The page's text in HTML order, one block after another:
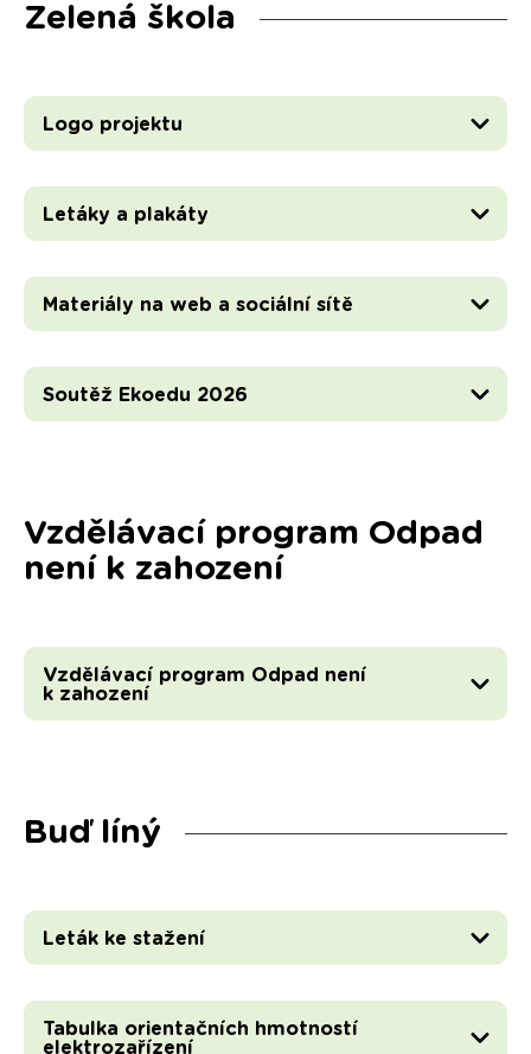
Zelená škola
Logo projektu
Letáky a plakáty
Materiály na web a sociální sítě
Soutěž Ekoedu 2026
Vzdělávací program Odpad
není k zahození
Vzdělávací program Odpad není
k zahození
Buď líný
Leták ke stažení
Tabulka orientačních hmotností
elektrozařízení